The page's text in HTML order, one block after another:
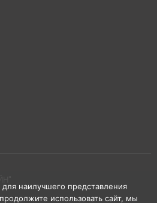
наилучшего представления
использовать сайт, мы